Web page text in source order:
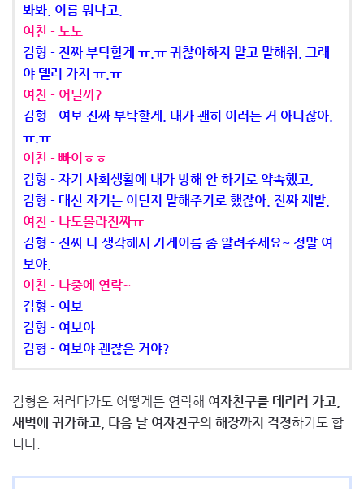
봐봐. 이름 뭐냐고.
여친 - 노노
김형 - 진짜 부탁할게 ㅠ.ㅠ 귀찮아하지 말고 말해줘. 그래
야 델러 가지 ㅠ.ㅠ
여친 - 어딜까?
김형 - 여보 진짜 부탁할게. 내가 괜히 이러는 거 아니잖아.
ㅠ.ㅠ
여친 - 빠이ㅎㅎ
김형 - 자기 사회생활에 내가 방해 안 하기로 약속했고,
김형 - 대신 자기는 어딘지 말해주기로 했잖아. 진짜 제발.
여친 - 나도몰라진짜ㅠ
김형 - 진짜 나 생각해서 가게이름 좀 알려주세요~ 정말 여
보야.
여친 - 나중에 연락~
김형 - 여보
김형 - 여보야
김형 - 여보야 괜찮은 거야?
김형은 저러다가도 어떻게든 연락해 여자친구를 데리러 가고,
새벽에 귀가하고, 다음 날 여자친구의 해장까지 걱정하기도 합
니다.